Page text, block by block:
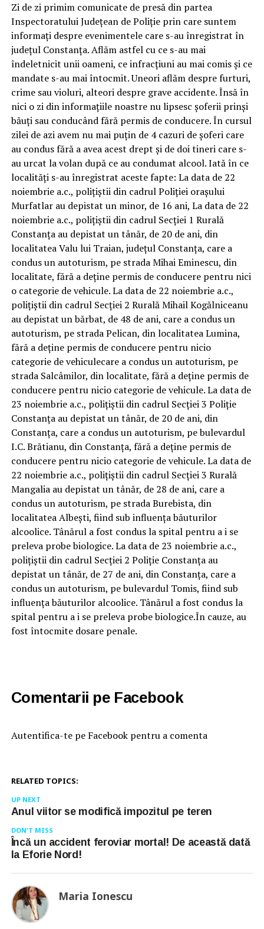
Zi de zi primim comunicate de presă din partea
Inspectoratului Județean de Poliție prin care suntem
informați despre evenimentele care s-au înregistrat în
județul Constanța. Aflăm astfel cu ce s-au mai
îndeletnicit unii oameni, ce infracțiuni au mai comis și ce
mandate s-au mai întocmit. Uneori aflăm despre furturi,
crime sau violuri, alteori despre grave accidente. Însă în
nici o zi din informațiile noastre nu lipsesc șoferii prinși
băuți sau conducând fără permis de conducere. În cursul
zilei de azi avem nu mai puțin de 4 cazuri de șoferi care
au condus fără a avea acest drept și de doi tineri care s-
au urcat la volan după ce au condumat alcool. Iată în ce
localități s-au înregistrat aceste fapte: La data de 22
noiembrie a.c., polițiștii din cadrul Poliției orașului
Murfatlar au depistat un minor, de 16 ani, La data de 22
noiembrie a.c., polițiștii din cadrul Secției 1 Rurală
Constanța au depistat un tânăr, de 20 de ani, din
localitatea Valu lui Traian, județul Constanța, care a
condus un autoturism, pe strada Mihai Eminescu, din
localitate, fără a deține permis de conducere pentru nici
o categorie de vehicule. La data de 22 noiembrie a.c.,
polițiștii din cadrul Secției 2 Rurală Mihail Kogălniceanu
au depistat un bărbat, de 48 de ani, care a condus un
autoturism, pe strada Pelican, din localitatea Lumina,
fără a deține permis de conducere pentru nicio
categorie de vehiculecare a condus un autoturism, pe
strada Salcâmilor, din localitate, fără a deține permis de
conducere pentru nicio categorie de vehicule. La data de
23 noiembrie a.c., polițiștii din cadrul Secției 3 Poliție
Constanța au depistat un tânăr, de 20 de ani, din
Constanța, care a condus un autoturism, pe bulevardul
I.C. Brătianu, din Constanța, fără a deține permis de
conducere pentru nicio categorie de vehicule. La data de
22 noiembrie a.c., polițiștii din cadrul Secției 3 Rurală
Mangalia au depistat un tânăr, de 28 de ani, care a
condus un autoturism, pe strada Burebista, din
localitatea Albești, fiind sub influența băuturilor
alcoolice. Tânărul a fost condus la spital pentru a i se
preleva probe biologice. La data de 23 noiembrie a.c.,
polițiștii din cadrul Secției 2 Poliție Constanța au
depistat un tânăr, de 27 de ani, din Constanța, care a
condus un autoturism, pe bulevardul Tomis, fiind sub
influența băuturilor alcoolice. Tânărul a fost condus la
spital pentru a i se preleva probe biologice.În cauze, au
fost întocmite dosare penale.
Comentarii pe Facebook
Autentifica-te pe Facebook pentru a comenta
RELATED TOPICS:
UP NEXT
Anul viitor se modifică impozitul pe teren
DON'T MISS
Încă un accident feroviar mortal! De această dată
la Eforie Nord!
Maria Ionescu